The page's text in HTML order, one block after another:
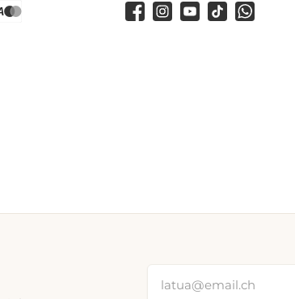
Facebook
Instagram
YoutubeTikTokWhatsApp